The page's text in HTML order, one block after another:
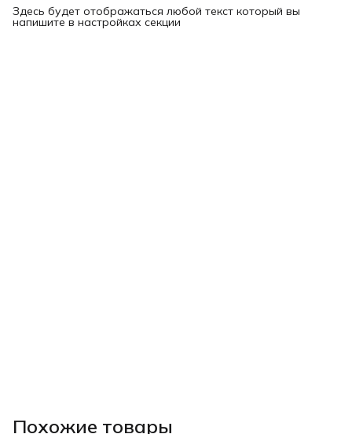
Здесь будет отображаться любой текст который вы
напишите в настройках секции
Похожие товары